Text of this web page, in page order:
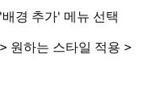
경 추가' 메뉴 선택
원하는 스타일 적용 >